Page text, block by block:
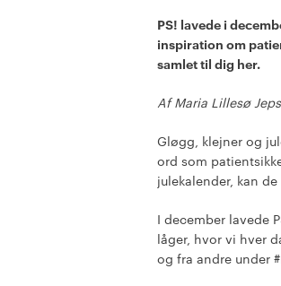
PS! lavede i
inspiration om
samlet til dig her.
Af Maria Lillesø
Gløgg, klejner og
ord som
julekalender, kan
I december lavede
låger, hvor vi hver
og fra andre under